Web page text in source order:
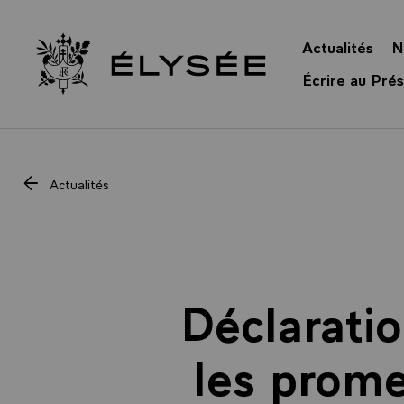
Retour à l’accueil Élysée
Actualités
Écrire au
Actualités
les